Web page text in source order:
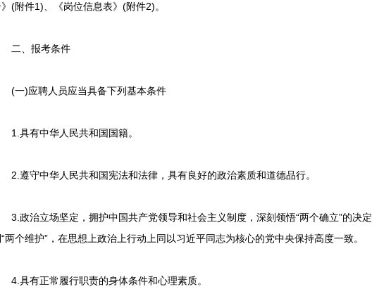
(附件1)、《岗位信息表》(附件2)。
、报考条件
)应聘人员应当具备下列基本条件
具有中华人民共和国国籍。
遵守中华人民共和国宪法和法律，具有良好的政治素质和道德品行。
政治立场坚定，拥护中国共产党领导和社会主义制度，深刻领悟“两个确立”的决定
两个维护”，在思想上政治上行动上同以习近平同志为核心的党中央保持高度一致。
具有正常履行职责的身体条件和心理素质。